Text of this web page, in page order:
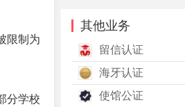
限制为
分学校
其他业务
留信认证
海牙认证
使馆公证